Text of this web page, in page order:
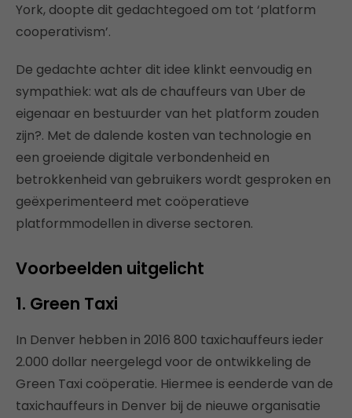
York, doopte dit gedachtegoed om tot ‘platform
cooperativism’.
De gedachte achter dit idee klinkt eenvoudig en
sympathiek: wat als de chauffeurs van Uber de
eigenaar en bestuurder van het platform zouden
zijn?. Met de dalende kosten van technologie en
een groeiende digitale verbondenheid en
betrokkenheid van gebruikers wordt gesproken en
geëxperimenteerd met coöperatieve
platformmodellen in diverse sectoren.
Voorbeelden uitgelicht
1. Green Taxi
In Denver hebben in 2016 800 taxichauffeurs ieder
2.000 dollar neergelegd voor de ontwikkeling de
Green Taxi coöperatie. Hiermee is eenderde van de
taxichauffeurs in Denver bij de nieuwe organisatie